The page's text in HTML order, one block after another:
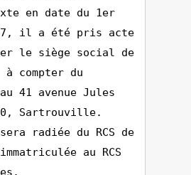
en date du 1er
il a été pris acte
le siège social de
compter du
41 avenue Jules
Sartrouville.
radiée du RCS de
au RCS